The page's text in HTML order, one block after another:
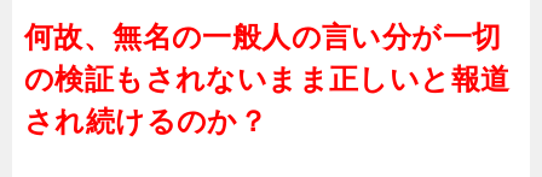
何故、無名の一般人の言い分が一切
の検証もされないまま正しいと報道
され続けるのか？